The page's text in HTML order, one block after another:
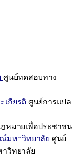
ศูนย์ทดสอบทาง
เกียรติ ศูนย์การแปล
หมายเพื่อประชาชน
มหาวิทยาลัย ศูนย์
วิทยาลัย